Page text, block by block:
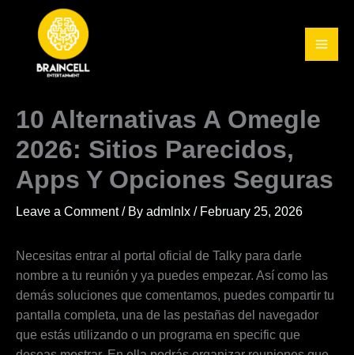
content
10 Alternativas A Omegle
2026: Sitios Parecidos,
Apps Y Opciones Seguras
Leave a Comment / By admlnlx / February 25, 2026
Necesitas entrar al portal oficial de Talky para darle
nombre a tu reunión y ya puedes empezar. Así como las
demás soluciones que comentamos, puedes compartir tu
pantalla completa, una de las pestañas del navegador
que estás utilizando o un programa en specific que